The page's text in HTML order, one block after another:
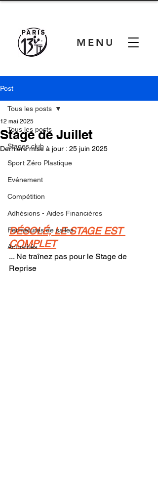
MENU
Post
Tous les posts
Stages club
Sport Zéro Plastique
Evénement
Compétition
Adhésions - Aides Financières
Fermetures de salles
Actualités
Tous les posts
Stage de Juillet
12 mai 2025
Dernière mise à jour : 25 juin 2025
DÉSOLÉ, LE STAGE EST
COMPLET
... Ne traînez pas pour le Stage de
Reprise